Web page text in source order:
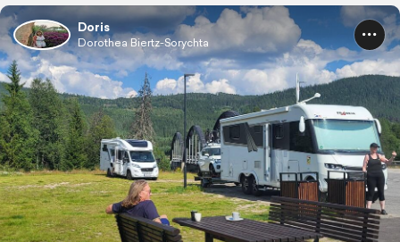
Doris
Dorothea Biertz-Sorychta